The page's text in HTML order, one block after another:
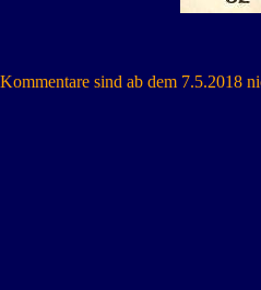
Kommentare sind ab dem 7.5.2018